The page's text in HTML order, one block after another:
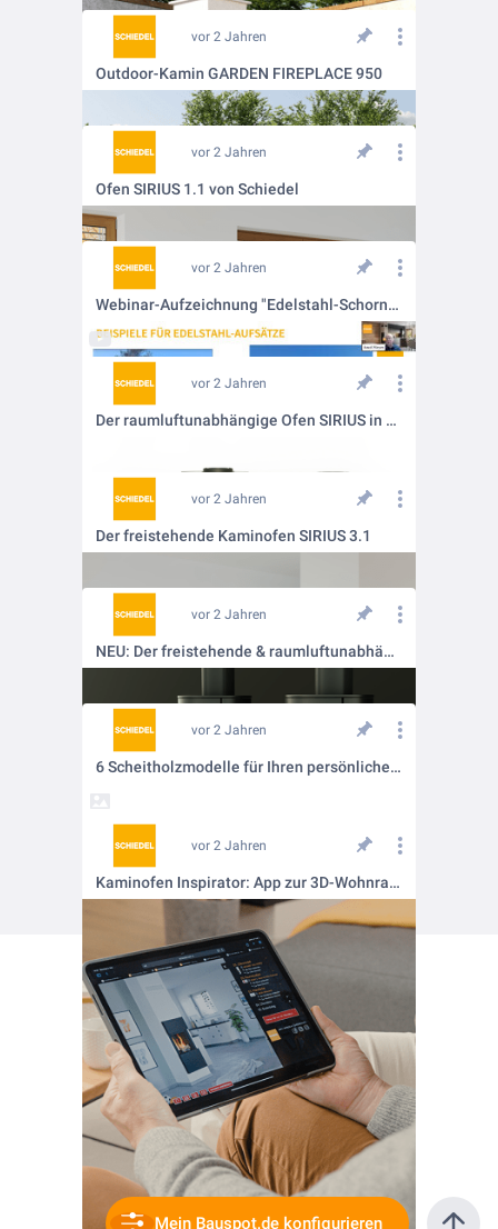
vor 2 Jahren
Outdoor-Kamin GARDEN FIREPLACE 950
vor 2 Jahren
Ofen SIRIUS 1.1 von Schiedel
vor 2 Jahren
Webinar-Aufzeichnung "Edelstahl-Schornsteinaufsätze, eine optische Alternative"
vor 2 Jahren
Der raumluftunabhängige Ofen SIRIUS in 2 Modell-Varianten
vor 2 Jahren
Der freistehende Kaminofen SIRIUS 3.1
vor 2 Jahren
NEU: Der freistehende & raumluftunabhängige Ofen SIRIUS
vor 2 Jahren
6 Scheitholzmodelle für Ihren persönlichen KINGFIRE 🔥
vor 2 Jahren
Kaminofen Inspirator: App zur 3D-Wohnraumgestaltung
Mein Bauspot.de konfigurieren